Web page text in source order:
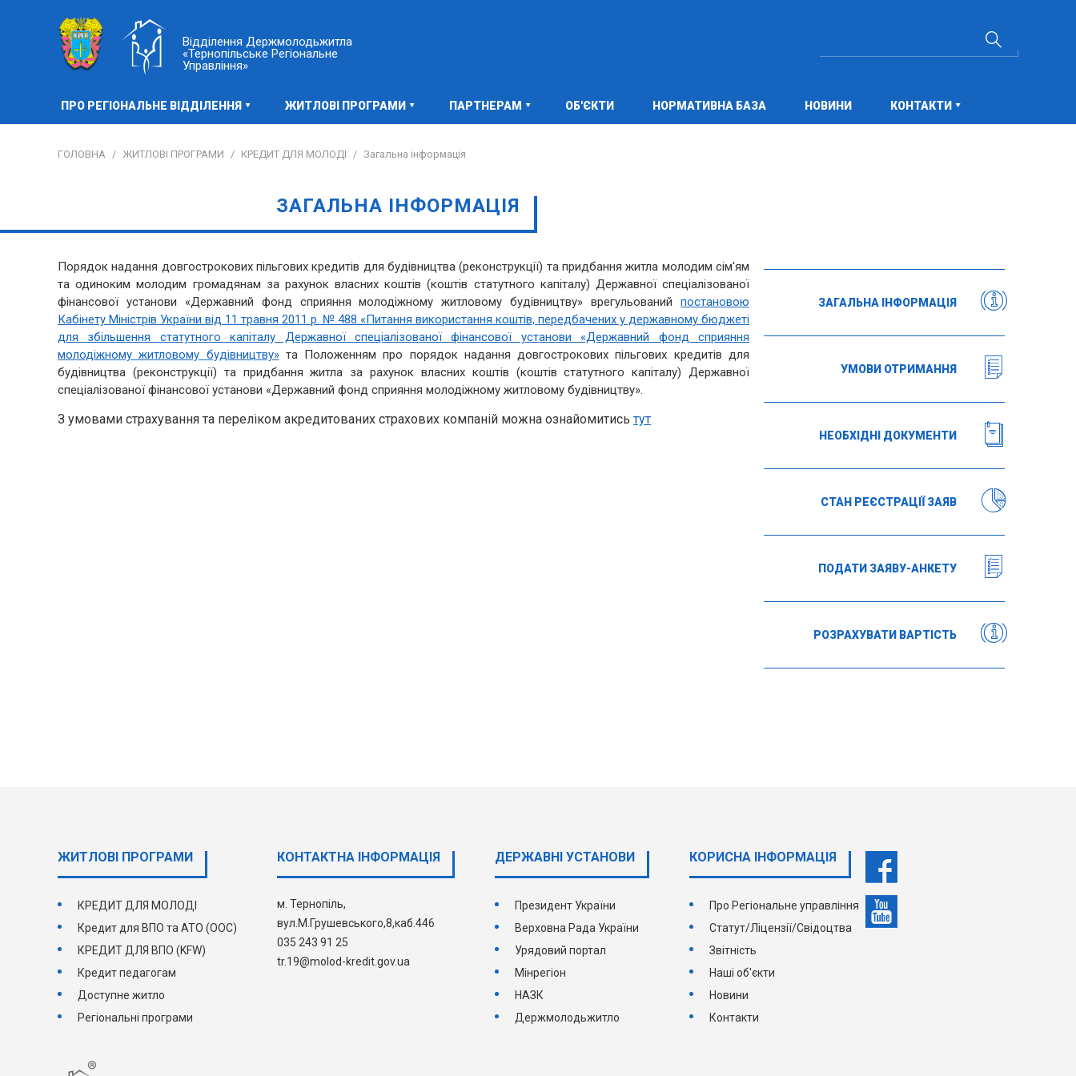
Відділення Держмолодьжитла
«Тернопільське Регіональне
Управління»
ПРО РЕГІОНАЛЬНЕ ВІДДІЛЕННЯ ЖИТЛОВІ ПРОГРАМИ ПАРТНЕРАМ ОБ'ЄКТИ НОРМАТИВНА БАЗА НОВИНИ КОНТАКТИ
ГОЛОВНА / ЖИТЛОВІ ПРОГРАМИ / КРЕДИТ ДЛЯ МОЛОДІ / Загальна інформація
ЗАГАЛЬНА ІНФОРМАЦІЯ
ЗАГАЛЬНА ІНФОРМАЦІЯ
УМОВИ ОТРИМАННЯ
НЕОБХІДНІ ДОКУМЕНТИ
СТАН РЕЄСТРАЦІЇ ЗАЯВ
ПОДАТИ ЗАЯВУ-АНКЕТУ
РОЗРАХУВАТИ ВАРТІСТЬ
Порядок надання довгострокових пільгових кредитів для будівництва (реконструкції) та придбання житла молодим сім'ям
та одиноким молодим громадянам за рахунок власних коштів (коштів статутного капіталу) Державної спеціалізованої
фінансової установи «Державний фонд сприяння молодіжному житловому будівництву» врегульований постановою
Кабінету Міністрів України від 11 травня 2011 р. № 488 «Питання використання коштів, передбачених у державному бюджеті
для збільшення статутного капіталу Державної спеціалізованої фінансової установи «Державний фонд сприяння
молодіжному житловому будівництву» та Положенням про порядок надання довгострокових пільгових кредитів для
будівництва (реконструкції) та придбання житла за рахунок власних коштів (коштів статутного капіталу) Державної
спеціалізованої фінансової установи «Державний фонд сприяння молодіжному житловому будівництву».
З умовами страхування та переліком акредитованих страхових компаній можна ознайомитись тут
ЖИТЛОВІ ПРОГРАМИ
КРЕДИТ ДЛЯ МОЛОДІ
Кредит для ВПО та АТО (ООС)
КРЕДИТ ДЛЯ ВПО (KFW)
Кредит педагогам
Доступне житло
Регіональні програми
КОНТАКТНА ІНФОРМАЦІЯ
м. Тернопіль,
вул.М.Грушевського,8,каб.446
035 243 91 25
tr.19@molod-kredit.gov.ua
ДЕРЖАВНI УСТАНОВИ
Президент України
Верховна Рада України
Урядовий портал
Мінрегіон
НАЗК
Держмолодьжитло
КОРИСНА ІНФОРМАЦІЯ
Про Регіональне управління
Статут/Ліцензії/Свідоцтва
Звітність
Наші об'єкти
Новини
Контакти